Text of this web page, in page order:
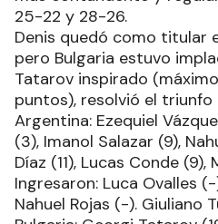
25-22 y 28-26.
Denis quedó como titular
pero Bulgaria estuvo
Tatarov inspirado
puntos), resolvió el triunfo
Argentina: Ezequiel
(3), Imanol Salazar (9),
Díaz (11), Lucas Conde
Ingresaron: Luca Ovalles
Nahuel Rojas (-). Giuliano